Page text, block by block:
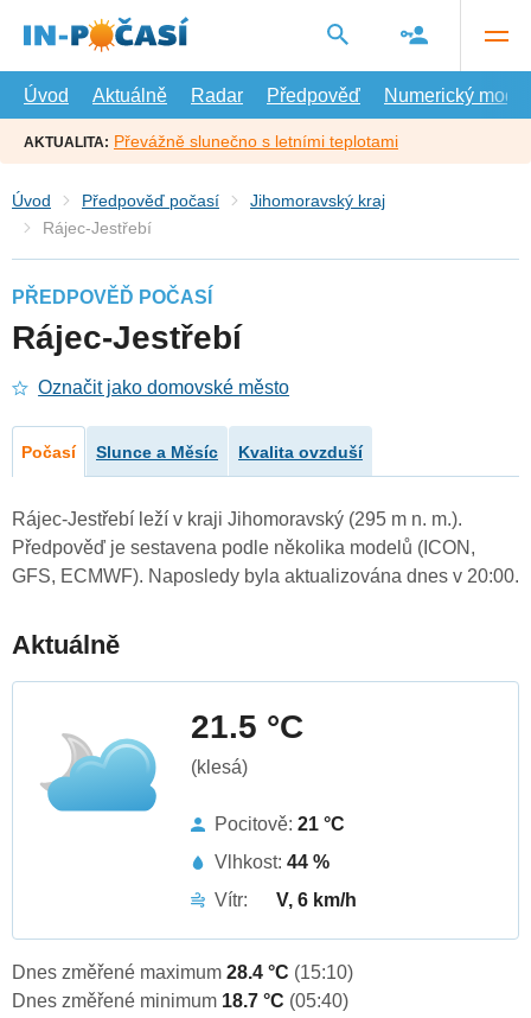
hlavní
Úvod
Aktuálně Radar Předpověď Numerický model
AKTUALITA: Převážně slunečno s letními teplotami
Úvod Předpověď počasí
Jihomoravský kraj
Rájec-Jestřebí
PŘEDPOVĚĎ POČASÍ
Rájec-Jestřebí
Označit jako domovské město
Počasí Slunce a Měsíc Kvalita ovzduší
Rájec-Jestřebí leží v kraji Jihomoravský (295 m n. m.).
Předpověď je sestavena podle několika modelů (ICON,
GFS, ECMWF). Naposledy byla aktualizována dnes v 20:00.
Aktuálně
21.5 °C
(klesá)
Pocitově: 21 °C
Vlhkost: 44 %
Vítr:
V, 6 km/h
Dnes změřené maximum 28.4 °C (15:10)
Dnes změřené minimum 18.7 °C (05:40)